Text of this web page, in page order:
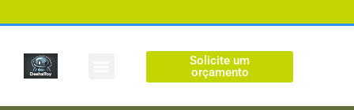
Solicite um
orçamento